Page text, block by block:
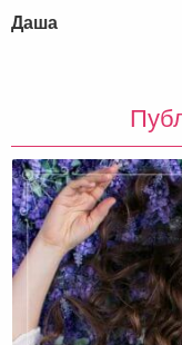
Даша